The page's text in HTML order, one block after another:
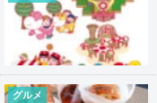
グルメ